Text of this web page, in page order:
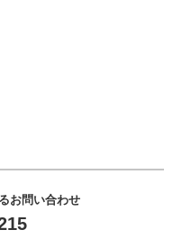
お問い合わせ